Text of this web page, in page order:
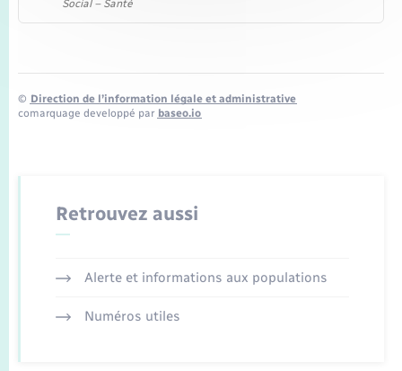
Social – Santé
© Direction de l’information légale et administrative
comarquage developpé par baseo.io
Retrouvez aussi
Alerte et informations aux populations
Numéros utiles